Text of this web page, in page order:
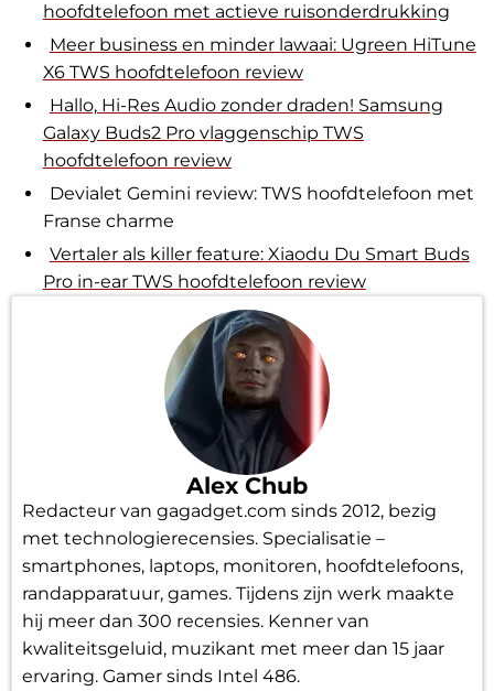
hoofdtelefoon met actieve ruisonderdrukking
Meer business en minder lawaai: Ugreen HiTune
X6 TWS hoofdtelefoon review
Hallo, Hi-Res Audio zonder draden! Samsung
Galaxy Buds2 Pro vlaggenschip TWS
hoofdtelefoon review
Devialet Gemini review: TWS hoofdtelefoon met
Franse charme
Vertaler als killer feature: Xiaodu Du Smart Buds
Pro in-ear TWS hoofdtelefoon review
Alex Chub
Redacteur van gagadget.com sinds 2012, bezig
met technologierecensies. Specialisatie –
smartphones, laptops, monitoren, hoofdtelefoons,
randapparatuur, games. Tijdens zijn werk maakte
hij meer dan 300 recensies. Kenner van
kwaliteitsgeluid, muzikant met meer dan 15 jaar
ervaring. Gamer sinds Intel 486.